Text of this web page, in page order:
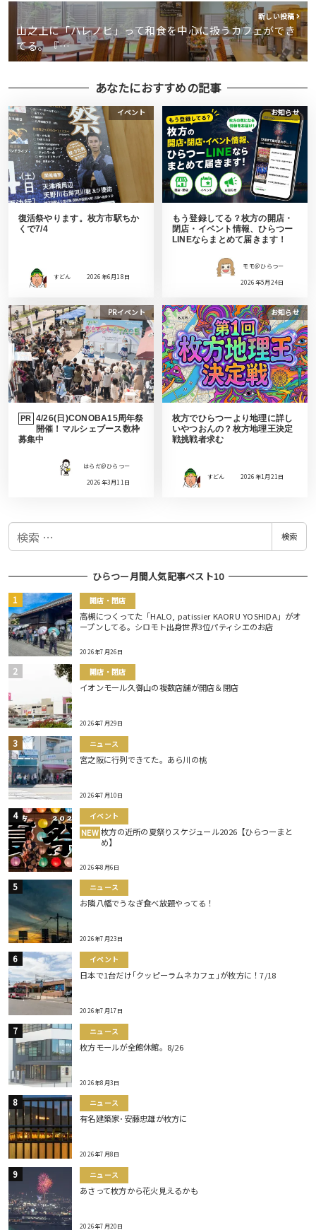
新しい投稿
山之上に「ハレノヒ」って和食を中心に扱うカフェができ
てる。『…
あなたにおすすめの記事
イベント
復活祭やります。枚方市駅ちか
くで7/4
すどん 2026年6月18日
お知らせ
もう登録してる？枚方の開店・
閉店・イベント情報、ひらつー
LINEならまとめて届きます！
モモ＠ひらつー
2026年5月24日
PRイベント
PR 4/26(日)CONOBA15周年祭
開催！マルシェブース数枠
募集中
はらだ＠ひらつー
2026年3月11日
お知らせ
枚方でひらつーより地理に詳し
いやつおんの？枚方地理王決定
戦挑戦者求む
すどん 2026年1月21日
検
検索
ひらつー月間人気記事ベスト10
開店・閉店
高槻につくってた「HALO, patissier KAORU YOSHIDA」がオ
ープンしてる。シロモト出身世界3位パティシエのお店
2026年7月26日
開店・閉店
イオンモール久御山の複数店舗が開店＆閉店
2026年7月29日
ニュース
宮之阪に行列できてた。あら川の桃
2026年7月10日
イベント
NEW 枚方の近所の夏祭りスケジュール2026【ひらつーまと
め】
2026年8月6日
ニュース
お隣八幡でうなぎ食べ放題やってる！
2026年7月23日
イベント
日本で1台だけ｢クッピーラムネカフェ｣が枚方に！7/18
2026年7月17日
ニュース
枚方モールが全館休館。8/26
2026年8月3日
ニュース
有名建築家･安藤忠雄が枚方に
2026年7月8日
ニュース
あさって枚方から花火見えるかも
2026年7月20日